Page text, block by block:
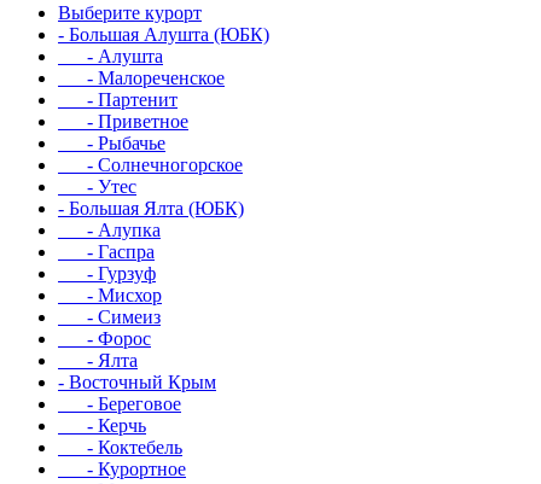
Выберите курорт
- Большая Алушта (ЮБК)
- Алушта
- Малореченское
- Партенит
- Приветное
- Рыбачье
- Солнечногорское
- Утес
- Большая Ялта (ЮБК)
- Алупка
- Гаспра
- Гурзуф
- Мисхор
- Симеиз
- Форос
- Ялта
- Восточный Крым
- Береговое
- Керчь
- Коктебель
- Курортное